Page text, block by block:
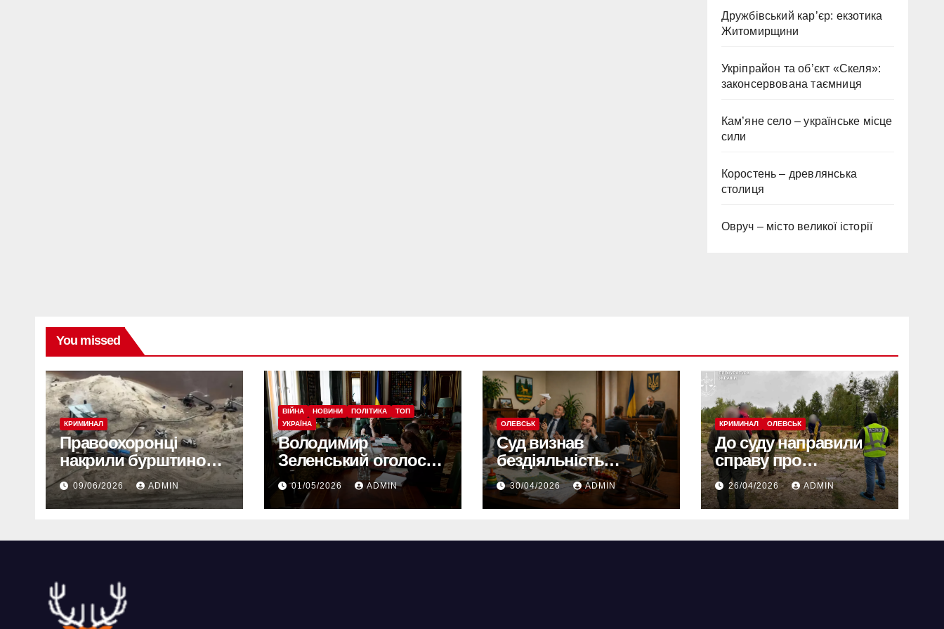
Дружбівський кар’єр: екзотика
Житомирщини
Укріпрайон та об’єкт «Скеля»:
законсервована таємниця
Кам’яне село – українське місце
сили
Коростень – древлянська
столиця
Овруч – місто великої історії
You missed
КРИМИНАЛ
Правоохоронці
накрили бурштинову
мафію: десятки
обшуків у різних
регіонах
09/06/2026 ADMIN
ВІЙНА НОВИНИ ПОЛІТИКА
ТОП
УКРАЇНА
Володимир
Зеленський оголосив
масштабну реформу
армії: що зміниться
вже з червня
01/05/2026 ADMIN
ОЛЕВСЬК
Суд визнав
бездіяльність
Олевської міськради
та зобов’язав усунути
порушення
30/04/2026 ADMIN
КРИМИНАЛ ОЛЕВСЬК
До суду направили
справу про
незаконний
промисловий
видобуток пісковику
26/04/2026 ADMIN